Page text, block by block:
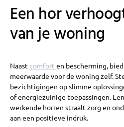
Een hor
van je woning
Naast comfort en bescherming,
meerwaarde voor de woning zelf.
bezichtigingen op slimme
of energiezuinige toepassingen.
werkende horren straalt zorg en
aan een positieve indruk.